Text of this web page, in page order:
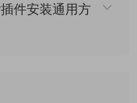
件安装通用方